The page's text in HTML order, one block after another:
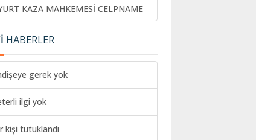
KAZA MAHKEMESİ CELPNAME
HABERLER
gerek yok
ilgi yok
kişi tutuklandı